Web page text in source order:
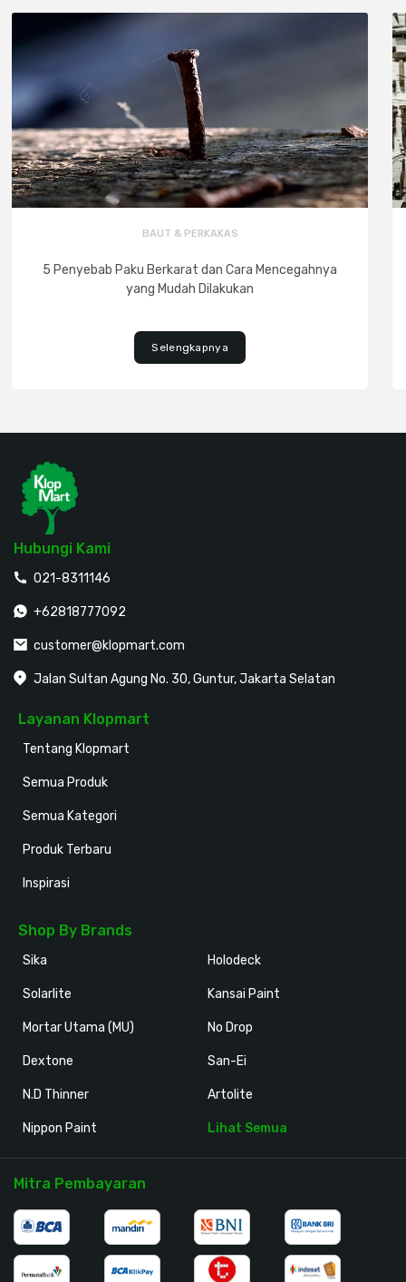
BAUT & PERKAKAS
5 Penyebab Paku Berkarat dan Cara Mencegahnya
yang Mudah Dilakukan
Selengkapnya
Hubungi Kami
021-8311146
+62818777092
customer@klopmart.com
Jalan Sultan Agung No. 30, Guntur, Jakarta Selatan
Layanan Klopmart
Tentang Klopmart
Semua Produk
Semua Kategori
Produk Terbaru
Inspirasi
Shop By Brands
Sika
Solarlite
Mortar Utama (MU)
Dextone
N.D Thinner
Nippon Paint
Holodeck
Kansai Paint
No Drop
San-Ei
Artolite
Lihat Semua
Mitra Pembayaran